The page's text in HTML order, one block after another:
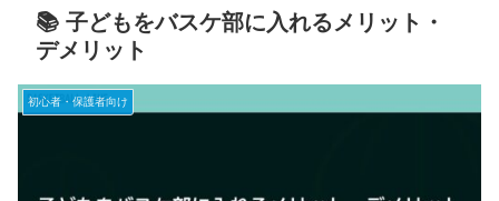
📚 子どもをバスケ部に入れるメリット・
デメリット
初心者・保護者向け